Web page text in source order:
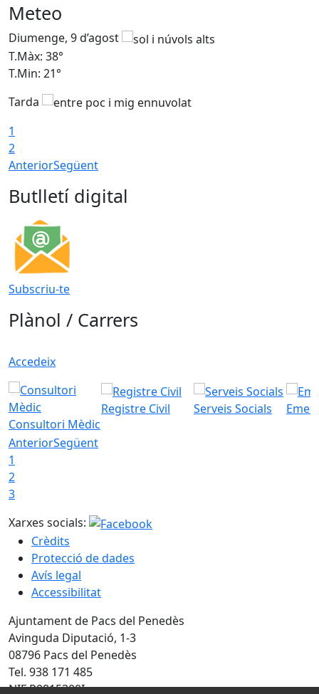
Meteo
Diumenge, 9 d’agost
T.Màx: 38°
T.Min: 21°
Tarda
1
2
AnteriorSegüent
Butlletí digital
Subscriu-te
Plànol / Carrers
Accedeix
Consultori Mèdic
Registre Civil Serveis Socials
AnteriorSegüent
1
2
3
Xarxes socials:
Crèdits
Protecció de dades
Avís legal
Accessibilitat
Ajuntament de Pacs del Penedès
Avinguda Diputació, 1-3
08796 Pacs del Penedès
Tel. 938 171 485
NIF P0815300I